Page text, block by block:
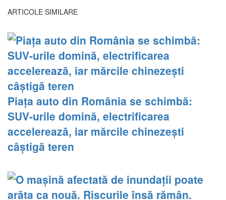
ARTICOLE SIMILARE
Piața auto din România se schimbă:
SUV-urile domină, electrificarea
accelerează, iar mărcile chinezești
câștigă teren